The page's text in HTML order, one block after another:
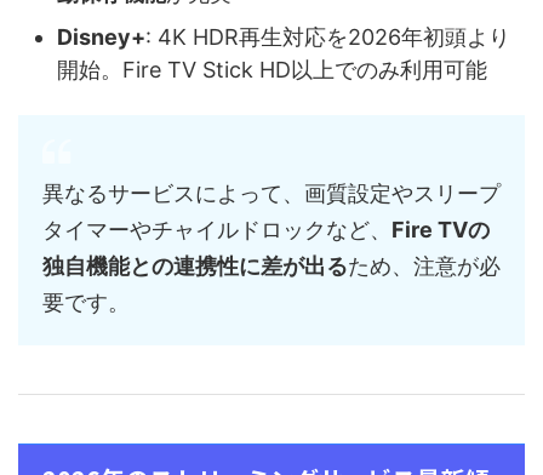
Disney+: 4K HDR再生対応を2026年初頭より
開始。Fire TV Stick HD以上でのみ利用可能
異なるサービスによって、画質設定やスリープ
タイマーやチャイルドロックなど、 Fire TVの
独自機能との連携性に差が出るため、注意が必
要です。